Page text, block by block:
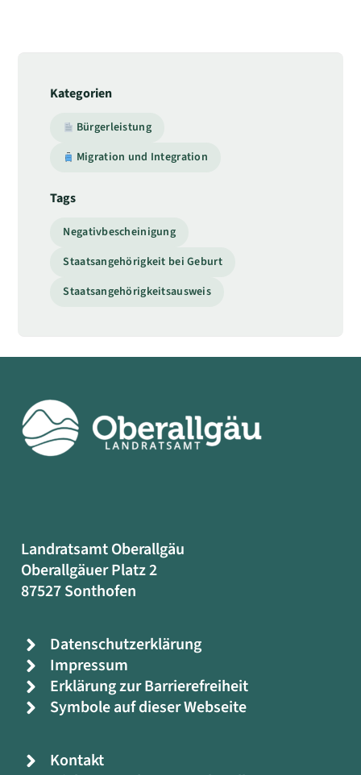
Kategorien
Bürgerleistung
Migration und Integration
Tags
Negativbescheinigung
Staatsangehörigkeit bei Geburt
Staatsangehörigkeitsausweis
Landratsamt Oberallgäu
Oberallgäuer Platz 2
87527 Sonthofen
Datenschutzerklärung
Impressum
Erklärung zur Barrierefreiheit
Symbole auf dieser Webseite
Kontakt